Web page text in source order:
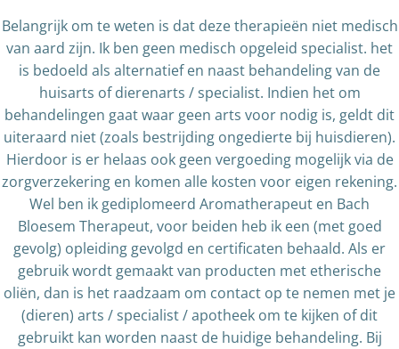
Belangrijk om te weten is dat deze therapieën niet medisch
van aard zijn. Ik ben geen medisch opgeleid specialist. het
is bedoeld als alternatief en naast behandeling van de
huisarts of dierenarts / specialist. Indien het om
behandelingen gaat waar geen arts voor nodig is, geldt dit
uiteraard niet (zoals bestrijding ongedierte bij huisdieren).
Hierdoor is er helaas ook geen vergoeding mogelijk via de
zorgverzekering en komen alle kosten voor eigen rekening.
Wel ben ik gediplomeerd Aromatherapeut en Bach
Bloesem Therapeut, voor beiden heb ik een (met goed
gevolg) opleiding gevolgd en certificaten behaald. Als er
gebruik wordt gemaakt van producten met etherische
oliën, dan is het raadzaam om contact op te nemen met je
(dieren) arts / specialist / apotheek om te kijken of dit
gebruikt kan worden naast de huidige behandeling. Bij